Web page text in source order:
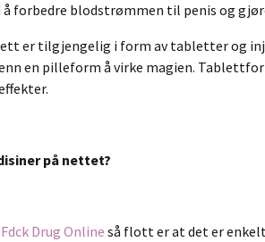
å forbedre blodstrømmen til penis og
er tilgjengelig i form av tabletter og
en pilleform å virke magien.
på nettet?
Drug Online så flott er at det er